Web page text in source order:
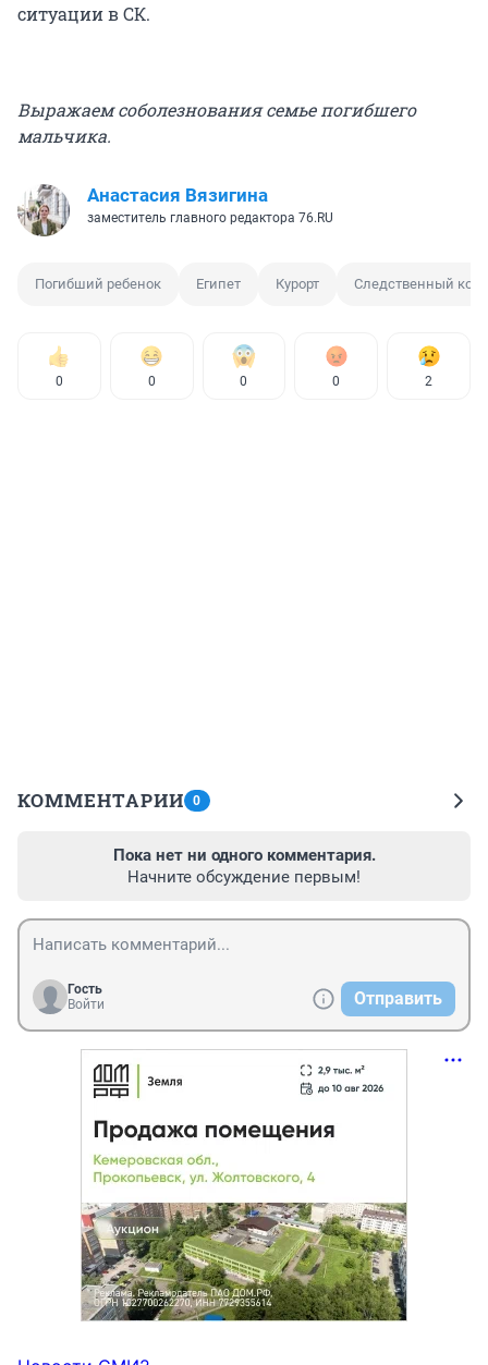
ситуации в СК.
Выражаем соболезнования семье погибшего
мальчика.
Анастасия Вязигина
заместитель главного редактора 76.RU
Погибший ребенок Египет Курорт Следственный
0 0 0 0 2
КОММЕНТАРИИ 0
Пока нет ни одного комментария.
Начните обсуждение первым!
Гость
Войти
Отправить